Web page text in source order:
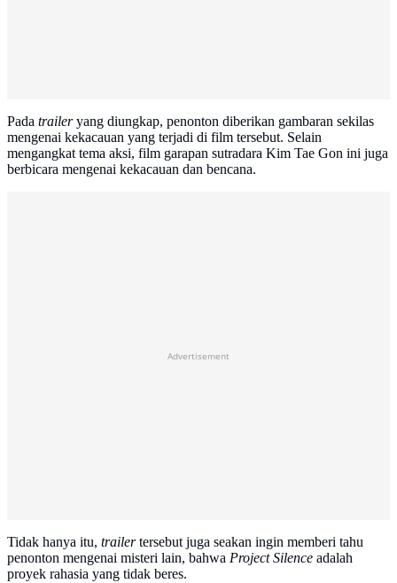
Pada traileryang diungkap, penonton diberikan gambaran sekilas
mengenai kekacauan yang terjadi di film tersebut. Selain
mengangkat tema aksi, film garapan sutradara Kim Tae Gon ini juga
berbicara mengenai kekacauan dan bencana.
Advertisement
Tidak hanya itu, trailertersebut juga seakan ingin memberi tahu
penonton mengenai misteri lain, bahwa Project Silence adalah
proyek rahasia yang tidak beres.